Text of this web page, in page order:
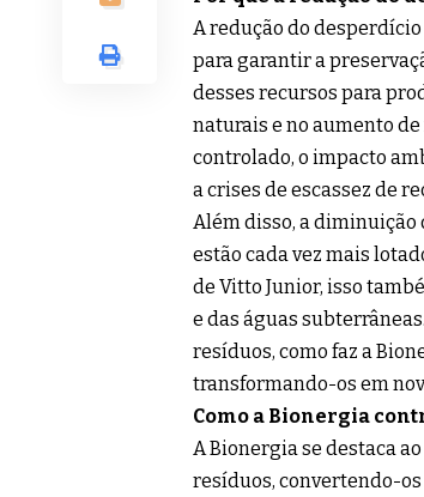
A redução do
para garantir a
desses recursos para
naturais e no aumento
controlado, o impacto
a crises de escassez de
Além disso, a diminuição
estão cada vez mais
de Vitto Junior, isso
e das águas
resíduos, como faz a
transformando-os em
Como a Bionergia
A Bionergia se destaca
resíduos, convertendo-